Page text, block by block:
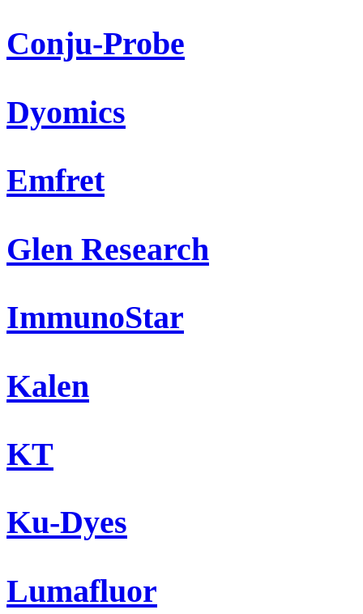
Conju-Probe
Dyomics
Emfret
Glen Research
ImmunoStar
Kalen
KT
Ku-Dyes
Lumafluor